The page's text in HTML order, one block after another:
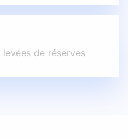
de réserves